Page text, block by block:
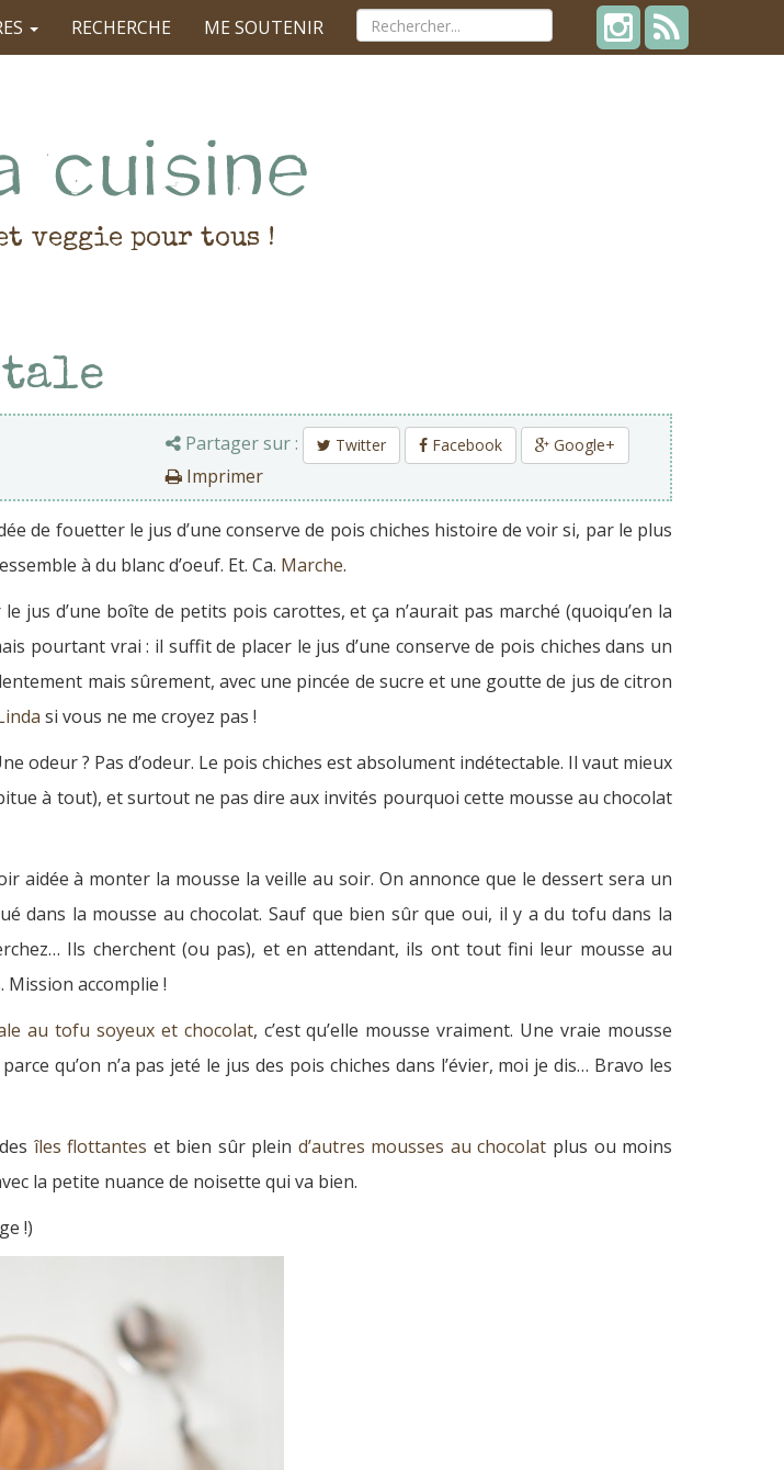
RECHERCHE ME SOUTENIR
veggie pour tous !
Partager sur : Twitter Facebook Google+
Imprimer
de fouetter le jus d’une conserve de pois chiches histoire de voir si, par le plus
à du blanc d’oeuf. Et. Ca. Marche.
d’une boîte de petits pois carottes, et ça n’aurait pas marché (quoiqu’en la
pourtant vrai : il suffit de placer le jus d’une conserve de pois chiches dans un
mais sûrement, avec une pincée de sucre et une goutte de jus de citron
si vous ne me croyez pas !
odeur ? Pas d’odeur. Le pois chiches est absolument indétectable. Il vaut mieux
à tout), et surtout ne pas dire aux invités pourquoi cette mousse au chocolat
aidée à monter la mousse la veille au soir. On annonce que le dessert sera un
dans la mousse au chocolat. Sauf que bien sûr que oui, il y a du tofu dans la
Ils cherchent (ou pas), et en attendant, ils ont tout fini leur mousse au
accomplie !
au tofu soyeux et chocolat, c’est qu’elle mousse vraiment. Une vraie mousse
qu’on n’a pas jeté le jus des pois chiches dans l’évier, moi je dis… Bravo les
îles flottantes et bien sûr plein d’autres mousses au chocolat plus ou moins
la petite nuance de noisette qui va bien.
!)